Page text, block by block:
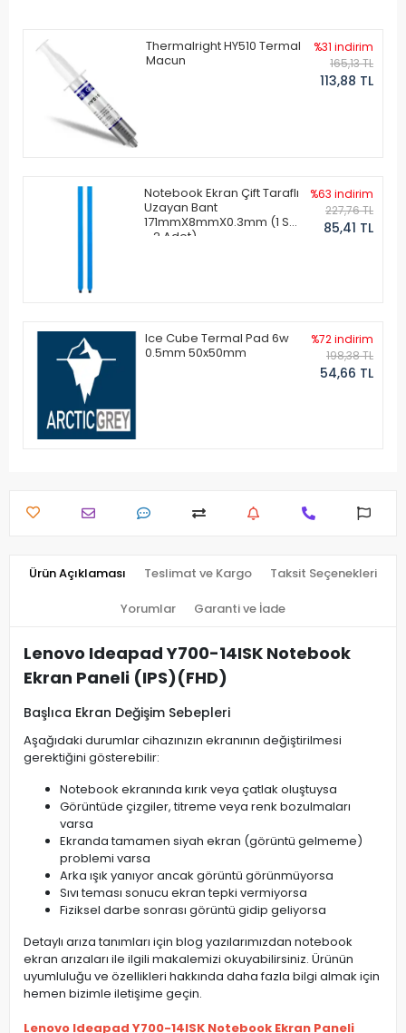
Thermalright HY510 Termal
Macun
%31 indirim
165,13 TL
113,88 TL
Notebook Ekran Çift Taraflı
Uzayan Bant
171mmX8mmX0.3mm (1 Set
- 2 Adet)
%63 indirim
227,76 TL
85,41 TL
Ice Cube Termal Pad 6w
0.5mm 50x50mm
%72 indirim
198,38 TL
54,66 TL
Ürün Açıklaması Teslimat ve Kargo Taksit Seçenekleri
Yorumlar Garanti ve İade
Lenovo Ideapad Y700-14ISK Notebook
Ekran Paneli (IPS)(FHD)
Başlıca Ekran Değişim Sebepleri
Aşağıdaki durumlar cihazınızın ekranının değiştirilmesi
gerektiğini gösterebilir:
Notebook ekranında kırık veya çatlak oluştuysa
Görüntüde çizgiler, titreme veya renk bozulmaları
varsa
Ekranda tamamen siyah ekran (görüntü gelmeme)
problemi varsa
Arka ışık yanıyor ancak görüntü görünmüyorsa
Sıvı teması sonucu ekran tepki vermiyorsa
Fiziksel darbe sonrası görüntü gidip geliyorsa
Detaylı arıza tanımları için blog yazılarımızdan notebook
ekran arızaları ile ilgili makalemizi okuyabilirsiniz. Ürünün
uyumluluğu ve özellikleri hakkında daha fazla bilgi almak için
hemen bizimle iletişime geçin.
Lenovo Ideapad Y700-14ISK Notebook Ekran Paneli